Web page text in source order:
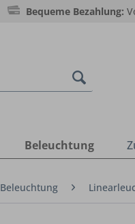
Bequeme Bezahlung:
Beleuchtung
Beleuchtung